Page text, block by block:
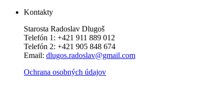
Kontakty
Starosta Radoslav Dlugoš
Telefón 1: +421 911 889 012
Telefón 2: +421 905 848 674
Email: dlugos.radoslav@gmail.com
Ochrana osobných údajov